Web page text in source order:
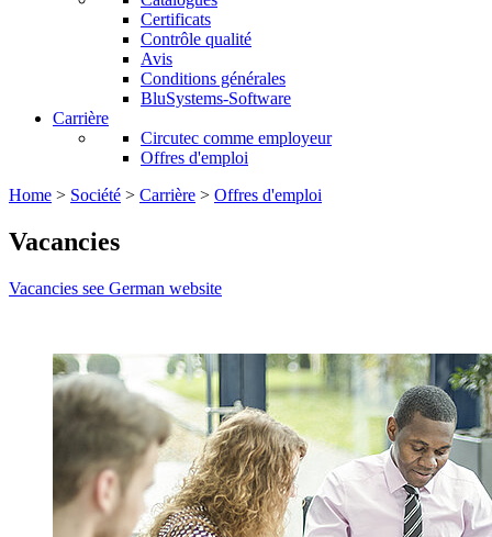
Certificats
Contrôle qualité
Avis
Conditions générales
BluSystems-Software
Carrière
Circutec comme employeur
Offres d'emploi
Home > Société > Carrière > Offres d'emploi
Vacancies
Vacancies see German website